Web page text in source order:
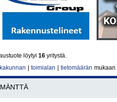
löytyi 16 yritystä.
toimialan tietomäärän mukaan
MÄNTTÄ